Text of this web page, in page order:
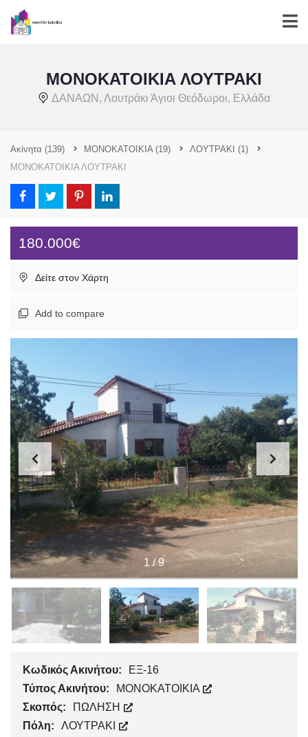
ΜΟΝΟΚΑΤΟΙΚΙΑ ΛΟΥΤΡΑΚΙ
ΔΑΝΑΩΝ, Λουτράκι Άγιοι Θεόδωροι, Ελλάδα
Ακίνητα (139) ΜΟΝΟΚΑΤΟΙΚΙΑ (19) ΛΟΥΤΡΑΚΙ (1)
ΜΟΝΟΚΑΤΟΙΚΙΑ ΛΟΥΤΡΑΚΙ
180.000€
Δείτε στον Χάρτη
Add to compare
1 /9
Κωδικός Ακινήτου:
ΕΞ-16
Τύπος Ακινήτου:
ΜΟΝΟΚΑΤΟΙΚΙΑ
Σκοπός:
ΠΩΛΗΣΗ
Πόλη:
ΛΟΥΤΡΑΚΙ